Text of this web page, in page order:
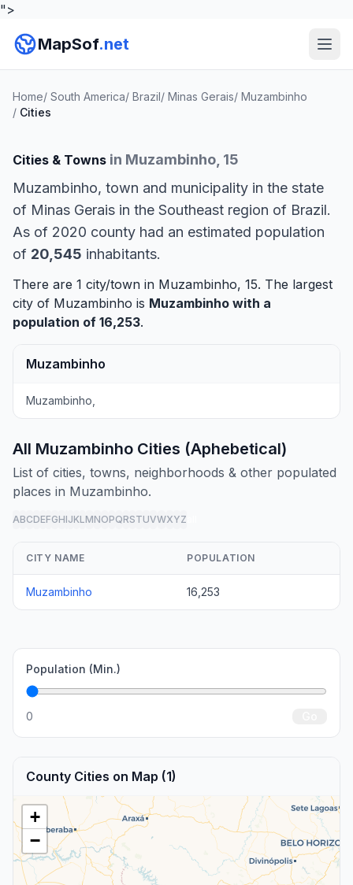
">
MapSof.net
Home/ South America/ Brazil/ Minas Gerais/ Muzambinho
/ Cities
Cities & Towns in Muzambinho, 15
Muzambinho, town and municipality in the state
of Minas Gerais in the Southeast region of Brazil.
As of 2020 county had an estimated population
of 20,545 inhabitants.
There are 1 city/town in Muzambinho, 15. The largest
city of Muzambinho is Muzambinho with a
population of 16,253.
Muzambinho
Muzambinho,
All Muzambinho Cities (Aphebetical)
List of cities, towns, neighborhoods & other populated
places in Muzambinho.
ABCDEFGHIJKLMNOPQRSTUVWXYZ
CITY NAME POPULATION
Muzambinho 16,253
Population (Min.)
0
County Cities on Map (1)
+
−